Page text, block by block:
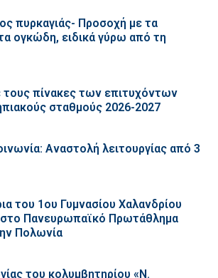
πυρκαγιάς- Προσοχή με τα
ογκώδη, ειδικά γύρω από τη
πίνακες των επιτυχόντων
σταθμούς 2026-2027
Αναστολή λειτουργίας από 3
του 1ου Γυμνασίου Χαλανδρίου
στο Πανευρωπαϊκό Πρωτάθλημα
Πολωνία
του κολυμβητηρίου «Ν.